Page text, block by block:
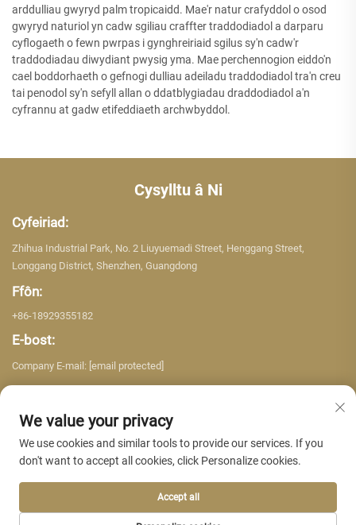
arddulliau gwyryd palm tropicaidd. Mae'r natur crafyddol o osod
gwyryd naturiol yn cadw sgiliau craffter traddodiadol a darparu
cyflogaeth o fewn pwrpas i gynghreiriaid sgilus sy'n cadw'r
traddodiadau diwydiant pwysig yma. Mae perchennogion eiddo'n
cael boddorhaeth o gefnogi dulliau adeiladu traddodiadol tra'n creu
tai penodol sy'n sefyll allan o ddatblygiadau draddodiadol a'n
cyfrannu at gadw etifeddiaeth archwbyddol.
Cysylltu â Ni
Cyfeiriad:
Zhihua Industrial Park, No. 2 Liuyuemadi Street, Henggang Street,
Longgang District, Shenzhen, Guangdong
Ffôn:
+86-18929355182
E-bost:
Company E-mail: [email protected]
hawl. -
We value your privacy
We use cookies and similar tools to provide our services. If you
don't want to accept all cookies, click Personalize cookies.
Accept all